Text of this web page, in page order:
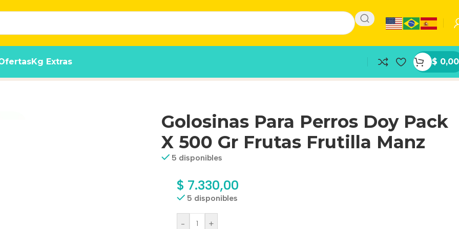
Kg Extras $ 0,00
Frutilla Manz
Golosinas Para Perros Doy Pack
X 500 Gr Frutas Frutilla Manz
5 disponibles
$ 7.330,00
5 disponibles
- +